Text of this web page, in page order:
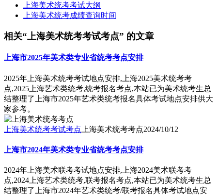
上海美术统考考试大纲
上海美术统考成绩查询时间
相关“上海美术统考考试考点” 的文章
上海市2025年美术类专业省统考考点安排
2025年上海美术统考考试地点安排,上海2025美术统考考
点,2025上海艺术类统考,统考报名考点,本站已为美术统考生总
结整理了上海市2025年艺术类统考报名具体考试地点安排供大
家参考。
上海美术统考考试考点 上海美术统考考点2024/10/12
上海市2024年美术类专业省统考考点安排
2024年上海美术联考考试地点安排,上海2024美术联考考
点,2024上海艺术类统考,联考报名考点,本站已为美术统考生总
结整理了上海市2024年艺术类统考/联考报名具体考试地点安